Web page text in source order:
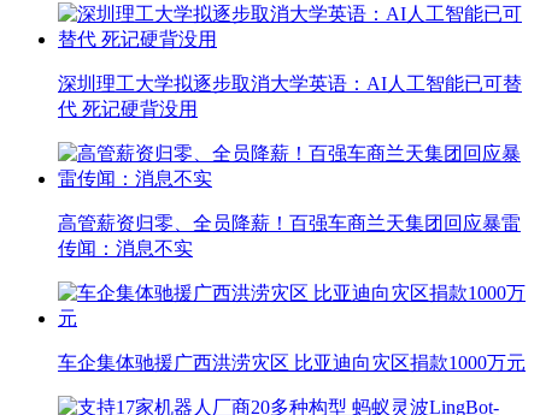
深圳理工大学拟逐步取消大学英语：AI人工智能已可替
代 死记硬背没用
高管薪资归零、全员降薪！百强车商兰天集团回应暴雷
传闻：消息不实
车企集体驰援广西洪涝灾区 比亚迪向灾区捐款1000万元